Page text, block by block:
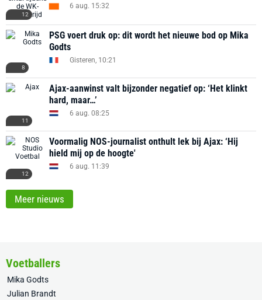
12
6 aug. 15:32
8
PSG voert druk op: dit wordt het nieuwe bod op Mika
Godts
Gisteren, 10:21
11
Ajax-aanwinst valt bijzonder negatief op: ‘Het klinkt
hard, maar…’
6 aug. 08:25
12
Voormalig NOS-journalist onthult lek bij Ajax: ‘Hij
hield mij op de hoogte'
6 aug. 11:39
Meer nieuws
Voetballers
Mika Godts
Julian Brandt